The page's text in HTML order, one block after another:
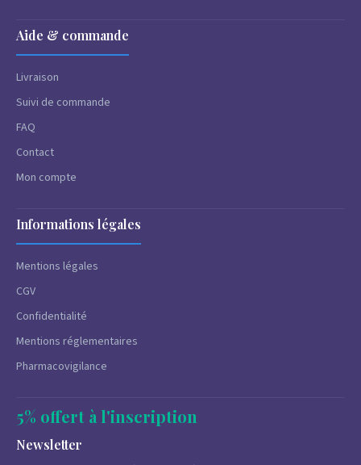
Aide & commande
Livraison
Suivi de commande
FAQ
Contact
Mon compte
Informations légales
Mentions légales
CGV
Confidentialité
Mentions réglementaires
Pharmacovigilance
5% offert à l'inscription
Newsletter